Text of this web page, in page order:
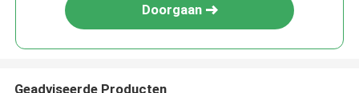
Doorgaan
Geadviseerde Producten